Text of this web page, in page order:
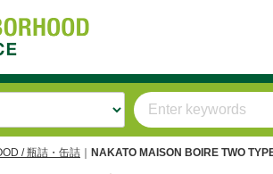
/ 瓶詰・缶詰 NAKATO MAISON BOIRE TWO